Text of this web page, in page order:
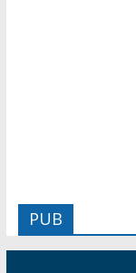
PUB